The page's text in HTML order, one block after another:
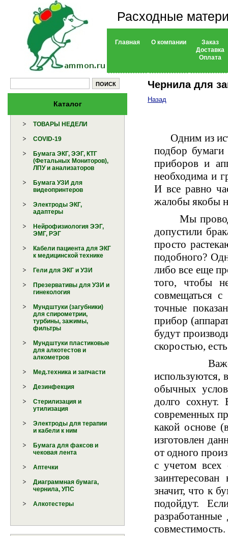
Расходные
Главная О компании
Заказ
Доставка
Оплата
Каталог
ТОВАРЫ НЕДЕЛИ
COVID-19
Бумага ЭКГ, ЭЭГ, КТГ
(Фетальных Мониторов),
ЛПУ и анализаторов
Бумага УЗИ для
видеопринтеров
Электроды ЭКГ,
адаптеры
Нейрофизиология ЭЭГ,
ЭМГ, РЭГ
Кабели пациента для ЭКГ
к медицинской технике
Гели для ЭКГ и УЗИ
Презервативы для УЗИ и
гинекология
Мундштуки (загубники)
для спирометрии,
турбины, зажимы,
фильтры
Мундштуки пластиковые
для алкотестов и
алкометров
Мед.техника и запчасти
Дезинфекция
Стерилизация и
утилизация
Электроды для терапии
и кабели к ним
Бумага для факсов и
чековая лента
Аптечки
Диаграммная бумага,
чернила, УПС
Алкотестеры
Чернила для
Назад
Одним из
подбор бумаги
приборов и
необходима и
И все равно
жалобы якобы
Мы проводим
допустили
просто
подобного?
либо все еще
того, чтобы
совмещаться
точные
прибор
будут
скоростью,
Важен
используются,
обычных
долго
современных
какой основе
изготовлен
от одного
с учетом всех
значит, что к
подойдут.
совместимость.